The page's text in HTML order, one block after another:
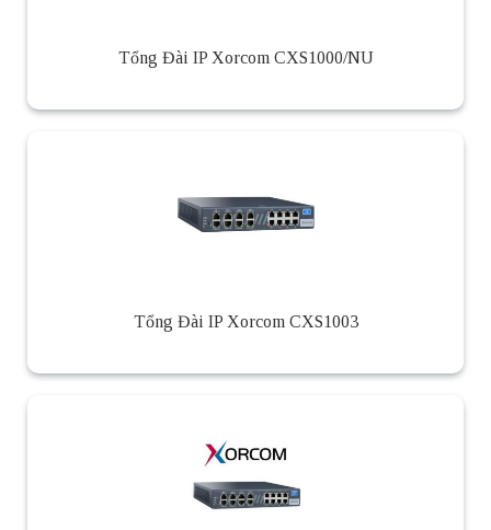
Tổng Đài IP Xorcom CXS1000/NU
Tổng Đài IP Xorcom CXS1003